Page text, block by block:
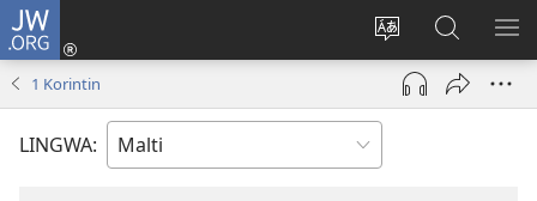
JW.ORG
Biddel
lingwa
Illoggja
(opens
window)
Fittex
f’JW.ORG
1 Korintin
LINGWA: